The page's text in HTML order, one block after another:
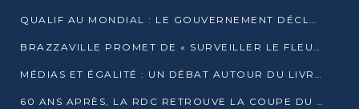
QUALIF AU MONDIAL : LE GOUVERNEMENT DÉCLARE LA JOURNÉE DU 1ER AVRIL 2026 CHÔMÉE ET PAYÉE
BRAZZAVILLE PROMET DE « SURVEILLER LE FLEUVE » APRÈS LA QUALIFICATION DE LA RDC AU MONDIAL
MÉDIAS ET ÉGALITÉ : UN DÉBAT AUTOUR DU LIVRE « CES FEMMES QUI REPRENNENT LE POUVOIR SUR LEUR VIE »
60 ANS APRÈS, LA RDC RETROUVE LA COUPE DU MONDE